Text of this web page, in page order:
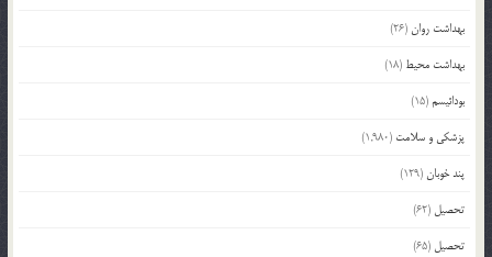
بهداشت روان(26)
بهداشت محیط (18)
بودائیسم(15)
پزشکی و سلامت (1,980)
پند خوبان(129)
تحصیل (62)
تحصیل (65)